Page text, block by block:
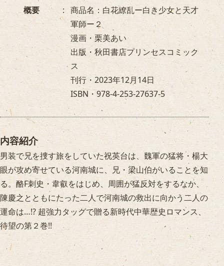
概要
商品名：白花繚乱ー白き少女と天才
軍師ー２
漫画・栗美あい
出版・秋田書店プリンセスコミック
ス
刊行・2023年12月14日
ISBN・978-4-253-27637-5
内容紹介
男装で兄を捜す旅をしていた祝英台は、魏軍の猛将・楊大
眼が攻め寄せている河南城に、兄・梁山伯がいることを知
る。酪F刺史・韋叡をはじめ、周囲が猛反対をするなか、
陳慶之とともにたった二人で河南城の救出に向かう二人の
運命は…!? 超強力タッグで贈る新時代中華歴史ロマンス、
待望の第２巻!!